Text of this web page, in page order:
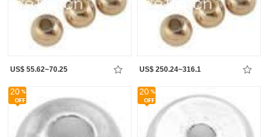
US$ 55.62~70.25 US$ 250.24~316.1
20 20